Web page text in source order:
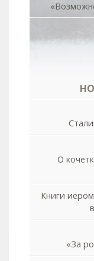
О
Книги
«За